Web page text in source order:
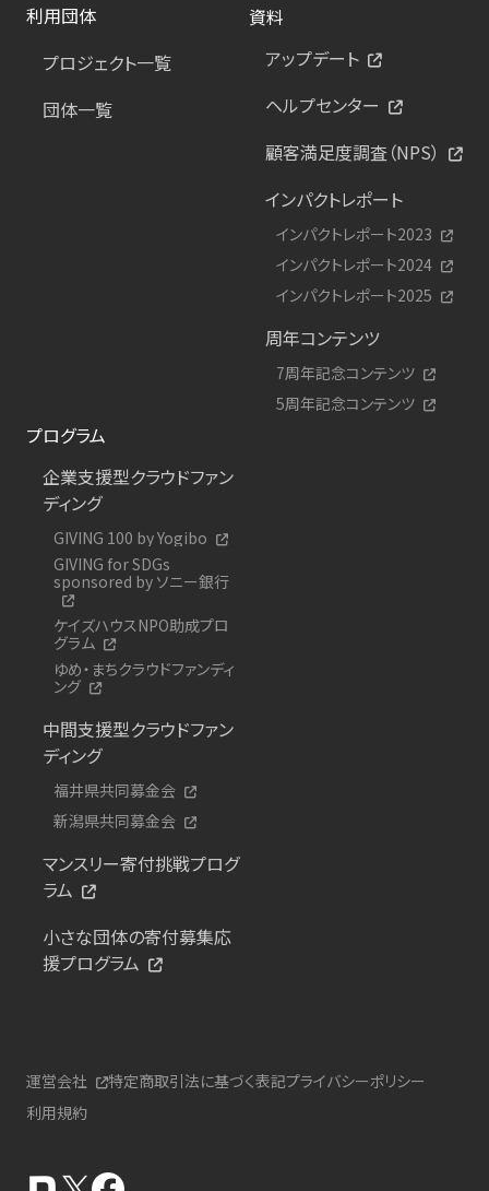
利用団体
プロジェクト一覧
団体一覧
資料
アップデート
ヘルプセンター
顧客満足度調査（NPS）
インパクトレポート
インパクトレポート2023
インパクトレポート2024
インパクトレポート2025
周年コンテンツ
7周年記念コンテンツ
5周年記念コンテンツ
プログラム
企業支援型クラウドファン
ディング
GIVING 100 by Yogibo
GIVING for SDGs
sponsored by ソニー銀行
ケイズハウスNPO助成プロ
グラム
ゆめ・まちクラウドファンディ
ング
中間支援型クラウドファン
ディング
福井県共同募金会
新潟県共同募金会
マンスリー寄付挑戦プログ
ラム
小さな団体の寄付募集応
援プログラム
運営会社 特定商取引法に基づく表記プライバシーポリシー
利用規約